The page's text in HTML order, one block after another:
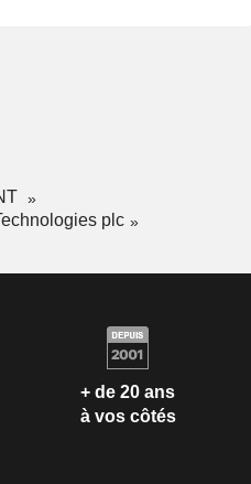
plc
+ de 20 ans
à vos côtés